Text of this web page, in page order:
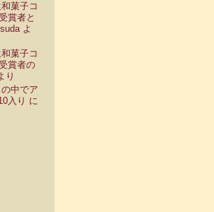
菓子コ
賞者と
よ
菓子コ
賞者の
り
中でア
入り に